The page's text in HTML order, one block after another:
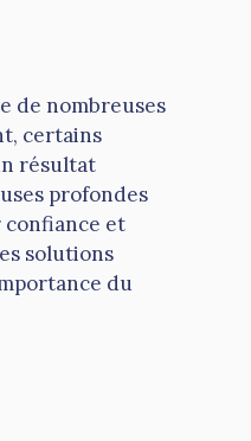
de nombreuses
certains
résultat
profondes
et
solutions
du